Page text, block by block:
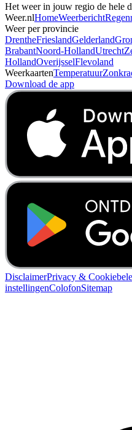
Het weer in jouw regio de hele
Weer.nlHomeWeerbericht
Weer per provincie
DrentheFrieslandGelderland
BrabantNoord-HollandUtrecht
HollandOverijsselFlevoland
WeerkaartenTemperatuur
Download de app
DisclaimerPrivacy &
instellingenColofonSitemap